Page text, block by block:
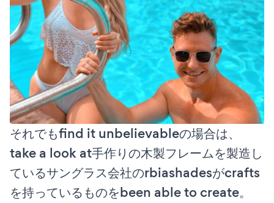
それでもfind it unbelievableの場合は、
take a look at手作りの木製フレームを製造し
ているサングラス会社のrbiashadesがcrafts
を持っているものをbeen able to create。